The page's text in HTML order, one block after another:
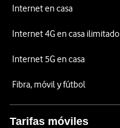
Internet en casa
Internet 4G en casa ilimitado
Internet 5G en casa
Fibra, móvil y fútbol
Tarifas móviles